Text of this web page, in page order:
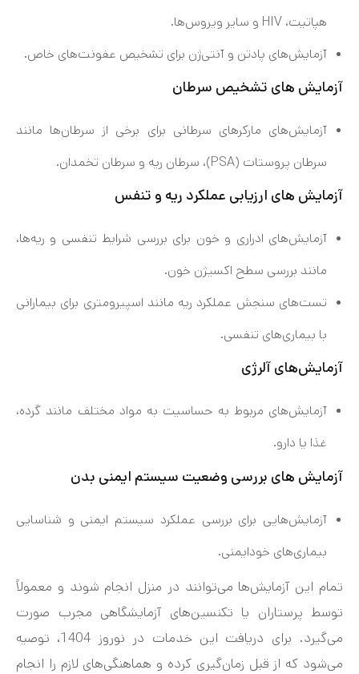
هپاتیت، HIV و سایر ویروس‌ها.
آزمایش‌های پادتن و آنتی‌ژن برای تشخیص عفونت‌های خاص.
آزمایش های تشخیص سرطان
آزمایش‌های مارکرهای سرطانی برای برخی از سرطان‌ها مانند
سرطان پروستات (PSA)، سرطان ریه و سرطان تخمدان.
آزمایش های ارزیابی عملکرد ریه و تنفس
آزمایش‌های ادراری و خون برای بررسی شرایط تنفسی و ریه‌ها،
مانند بررسی سطح اکسیژن خون.
تست‌های سنجش عملکرد ریه مانند اسپیرومتری برای بیمارانی
با بیماری‌های تنفسی.
آزمایش‌های آلرژی
آزمایش‌های مربوط به حساسیت به مواد مختلف مانند گرده،
غذا یا دارو.
آزمایش های بررسی وضعیت سیستم ایمنی بدن
آزمایش‌هایی برای بررسی عملکرد سیستم ایمنی و شناسایی
بیماری‌های خودایمنی.
تمام این آزمایش‌ها می‌توانند در منزل انجام شوند و معمولاً
توسط پرستاران یا تکنسین‌های آزمایشگاهی مجرب صورت
می‌گیرد. برای دریافت این خدمات در نوروز 1404، توصیه
می‌شود که از قبل زمان‌گیری کرده و هماهنگی‌های لازم را انجام